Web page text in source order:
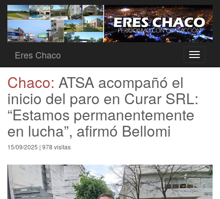
Toggle
Eres Chaco
Chaco: ATSA acompañó el
inicio del paro en Curar SRL:
“Estamos permanentemente
en lucha”, afirmó Bellomi
15/09/2025 | 978 visitas